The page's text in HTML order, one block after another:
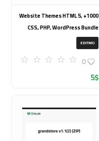
1000+ Website Themes HTML 5,
CSS, PHP, WordPress Bundle
20240917T145511Z 001 (ZIP)
EDITMO
0
5$